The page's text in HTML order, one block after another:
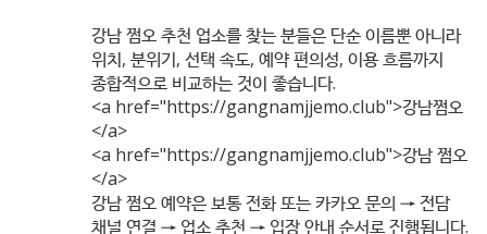
강남 쩜오 추천 업소를 찾는 분들은 단순 이름뿐 아니라
위치, 분위기, 선택 속도, 예약 편의성, 이용 흐름까지
종합적으로 비교하는 것이 좋습니다.
<a href="https://gangnamjjemo.club">강남쩜오
</a>
<a href="https://gangnamjjemo.club">강남 쩜오
</a>
강남 쩜오 예약은 보통 전화 또는 카카오 문의 → 전담
채널 연결 → 업소 추천 → 입장 안내 순서로 진행됩니다.